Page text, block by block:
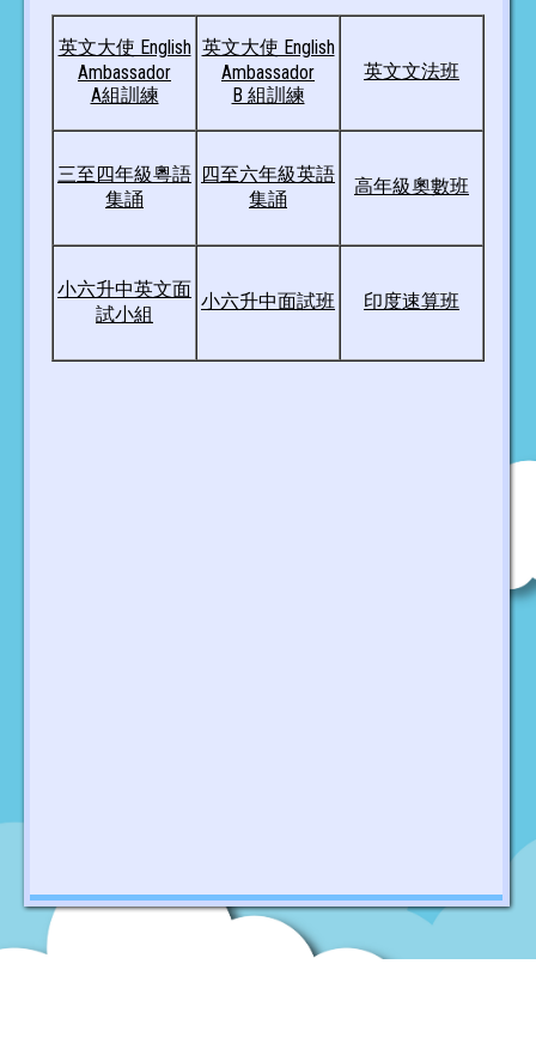
英文大使 English
Ambassador
A組訓練
英文大使 English
Ambassador
B 組訓練
英文文法班
三至四年級粵語
集誦
四至六年級英語
集誦
高年級奧數班
小六升中英文面
試小組
小六升中面試班 印度速算班